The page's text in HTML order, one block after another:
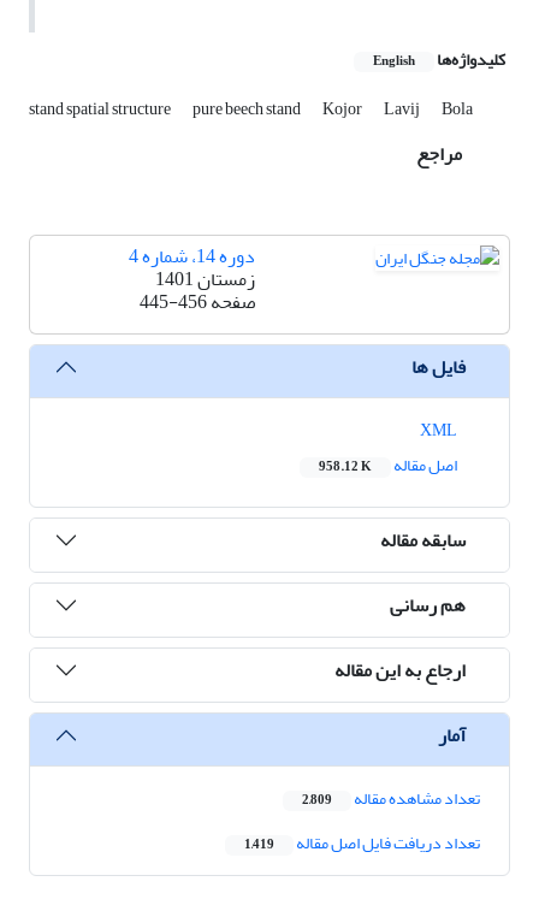
کلیدواژه‌ها English
stand spatial structure pure beech stand Kojor Lavij Bola
مراجع
دوره 14، شماره 4
زمستان 1401
صفحه445-456
فایل ها
اصل مقاله
958.12 K
سابقه مقاله
هم رسانی
ارجاع به این مقاله
آمار
تعداد مشاهده مقاله 2,809
تعداد دریافت فایل اصل مقاله 1,419